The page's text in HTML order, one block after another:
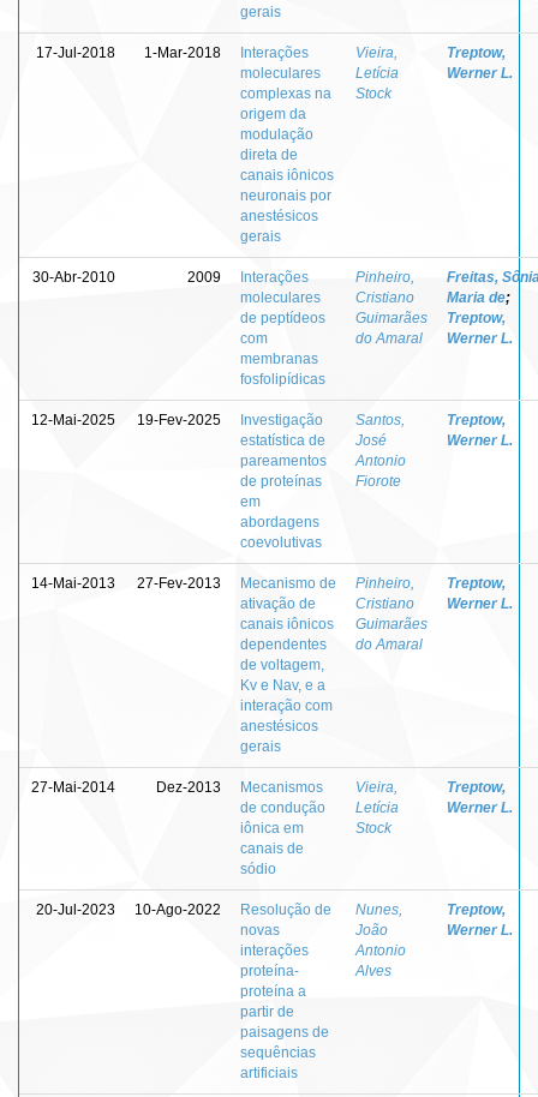
gerais
17-Jul-2018 1-Mar-2018
Interações
moleculares
complexas na
origem da
modulação
direta de
canais iônicos
neuronais por
anestésicos
gerais
Vieira,
Letícia
Stock
Treptow,
Werner L.
30-Abr-2010 2009
Interações
moleculares
de peptídeos
com
membranas
fosfolipídicas
Pinheiro,
Cristiano
Guimarães
do Amaral
Freitas,
Maria de;
Treptow,
Werner L.
12-Mai-2025 19-Fev-2025
Investigação
estatística de
pareamentos
de proteínas
em
abordagens
coevolutivas
Santos,
José
Antonio
Fiorote
Treptow,
Werner L.
14-Mai-2013 27-Fev-2013
Mecanismo de
ativação de
canais iônicos
dependentes
de voltagem,
Kv e Nav, e a
interação com
anestésicos
gerais
Pinheiro,
Cristiano
Guimarães
do Amaral
Treptow,
Werner L.
27-Mai-2014 Dez-2013
Mecanismos
de condução
iônica em
canais de
sódio
Vieira,
Letícia
Stock
Treptow,
Werner L.
20-Jul-2023 10-Ago-2022
Resolução de
novas
interações
proteína-
proteína a
partir de
paisagens de
sequências
artificiais
Nunes,
João
Antonio
Alves
Treptow,
Werner L.